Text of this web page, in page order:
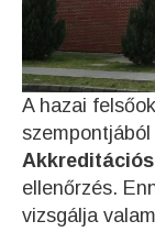
A hazai
ellenőrzés.
vizsgálja